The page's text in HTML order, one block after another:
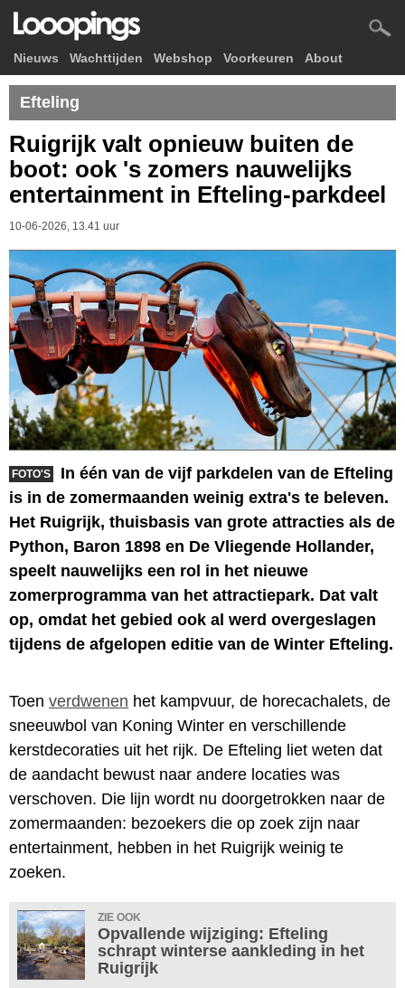
Nieuws Wachttijden Webshop Voorkeuren About
Efteling
Ruigrijk valt opnieuw buiten de
boot: ook 's zomers nauwelijks
entertainment in Efteling-parkdeel
10-06-2026, 13.41 uur
FOTO'S
In één van de vijf parkdelen van de Efteling
is in de zomermaanden weinig extra's te beleven.
Het Ruigrijk, thuisbasis van grote attracties als de
Python, Baron 1898 en De Vliegende Hollander,
speelt nauwelijks een rol in het nieuwe
zomerprogramma van het attractiepark. Dat valt
op, omdat het gebied ook al werd overgeslagen
tijdens de afgelopen editie van de Winter Efteling.
Toen verdwenen het kampvuur, de horecachalets, de
sneeuwbol van Koning Winter en verschillende
kerstdecoraties uit het rijk. De Efteling liet weten dat
de aandacht bewust naar andere locaties was
verschoven. Die lijn wordt nu doorgetrokken naar de
zomermaanden: bezoekers die op zoek zijn naar
entertainment, hebben in het Ruigrijk weinig te
zoeken.
ZIE OOK
Opvallende wijziging: Efteling
schrapt winterse aankleding in het
Ruigrijk